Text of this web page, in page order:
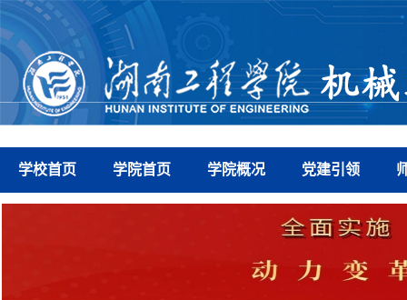
学校首页 学院首页 学院概况 党建引领